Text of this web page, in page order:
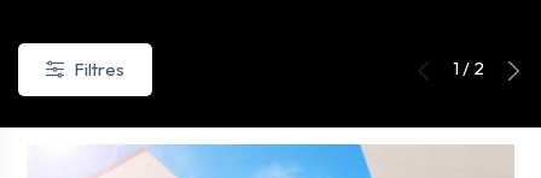
Filtres 1 / 2